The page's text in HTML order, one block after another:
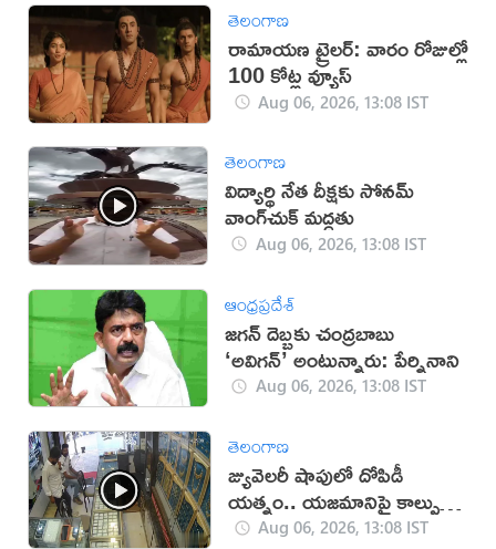
తెలంగాణ
రామాయణ ట్రైలర్: వారం రోజుల్లో
100 కోట్ల వ్యూస్
Aug 06, 2026, 13:08 IST
తెలంగాణ
విద్యార్థి నేత దీక్షకు సోనమ్
వాంగ్‌చుక్ మద్దతు
Aug 06, 2026, 13:08 IST
ఆంధ్రప్రదేశ్
జగన్ దెబ్బకు చంద్రబాబు
‘అవిగన్’ అంటున్నారు: పేర్నినాని
Aug 06, 2026, 13:08 IST
తెలంగాణ
జ్యువెలరీ షాపులో దోపిడీ
యత్నం.. యజమానిపై కాల్పులు
(వీడియో)
Aug 06, 2026, 13:08 IST